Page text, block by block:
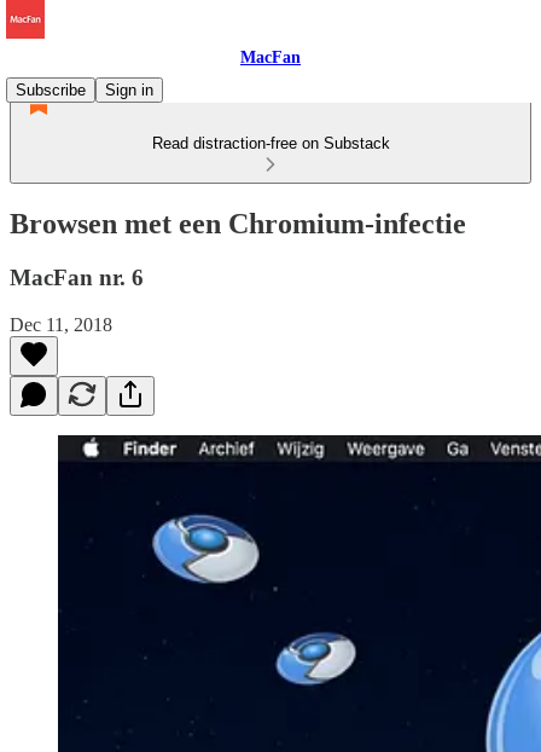
MacFan
Subscribe
Sign in
Read distraction-free on Substack
Browsen met een Chromium-infectie
MacFan nr. 6
Dec 11, 2018